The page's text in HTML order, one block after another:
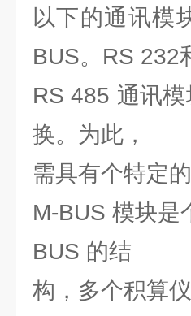
以下的通讯模
BUS。RS 232
RS 485 通讯
换。为此，
需具有个特定
M-BUS 模块是
BUS 的结
构，多个积算